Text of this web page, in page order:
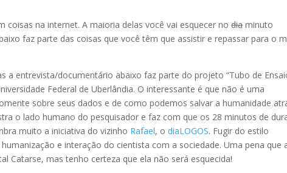
coisas na internet. A maioria delas você vai esquecer nodiaminuto
faz parte das coisas que você têm que assistir e repassar para o
a entrevista/documentário abaixo faz parte do projeto “Tubo de
Federal de Uberlândia. O interessante é que não é uma
sobre seus dados e de como podemos salvar a humanidade
o lado humano do pesquisador e faz com que os 28 minutos de
muito a iniciativa do vizinho Rafael, odiaLOGOS. Fugir do estilo
e interação do cientista com a sociedade. Uma pena que
Catarse, mas tenho certeza que ela não será esquecida!